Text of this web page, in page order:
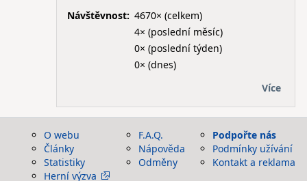
Návštěvnost: 4670× (celkem)
4× (poslední měsíc)
0× (poslední týden)
0× (dnes)
Více
O webu
Články
Statistiky
Herní výzva
F.A.Q.
Nápověda
Odměny
Podpořte nás
Podmínky užívání
Kontakt a reklama